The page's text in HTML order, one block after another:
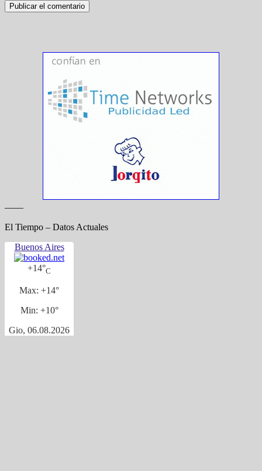
——
El Tiempo – Datos Actuales
Buenos Aires
+14°C
Max: +14°
Min: +10°
Gio, 06.08.2026